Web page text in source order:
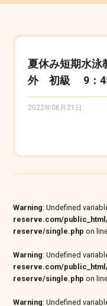
夏休み短期水泳
外 初級 9：
2022年06月21日
Warning: Undefined
reserve.com/
reserve/single.php on
Warning: Undefined
reserve.com/
reserve/single.php on
Warning: Undefined